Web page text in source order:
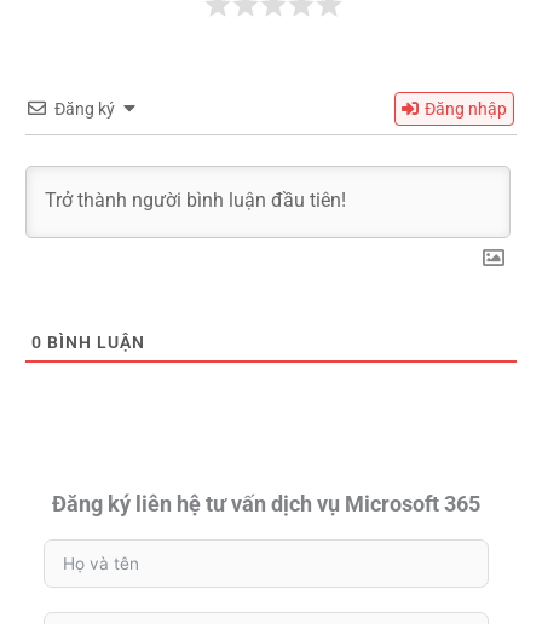
Đăng ký Đăng nhập
0 BÌNH LUẬN
Đăng ký liên hệ tư vấn dịch vụ Microsoft 365